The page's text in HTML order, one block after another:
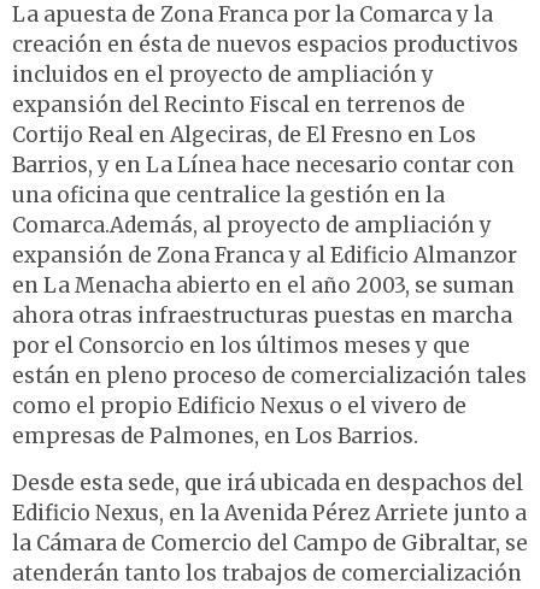
La apuesta de Zona Franca por la Comarca y la
creación en ésta de nuevos espacios productivos
incluidos en el proyecto de ampliación y
expansión del Recinto Fiscal en terrenos de
Cortijo Real en Algeciras, de El Fresno en Los
Barrios, y en La Línea hace necesario contar con
una oficina que centralice la gestión en la
Comarca.Además, al proyecto de ampliación y
expansión de Zona Franca y al Edificio Almanzor
en La Menacha abierto en el año 2003, se suman
ahora otras infraestructuras puestas en marcha
por el Consorcio en los últimos meses y que
están en pleno proceso de comercialización tales
como el propio Edificio Nexus o el vivero de
empresas de Palmones, en Los Barrios.
Desde esta sede, que irá ubicada en despachos del
Edificio Nexus, en la Avenida Pérez Arriete junto a
la Cámara de Comercio del Campo de Gibraltar, se
atenderán tanto los trabajos de comercialización